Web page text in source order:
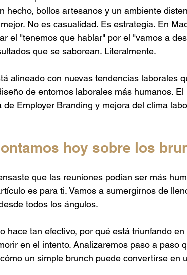
Mexicano Catering de Barbacoa Catering
Japonés Catering para Graduaciones
hecho, bollos artesanos y un ambiente
No es casualidad. Es estrategia. En
el "tenemos que hablar" por el "vamos a
que se saborean. Literalmente.
alineado con nuevas tendencias laborales
de entornos laborales más humanos.
de Employer Branding y mejora del clima
hoy sobre los
que las reuniones podían ser más
es para ti. Vamos a sumergirnos de
todos los ángulos.
hace tan efectivo, por qué está triunfando
en el intento. Analizaremos paso a paso
un simple brunch puede convertirse en